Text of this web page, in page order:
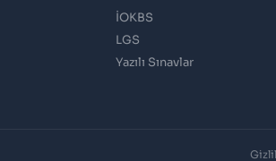
İOKBS
LGS
Yazılı Sınavlar